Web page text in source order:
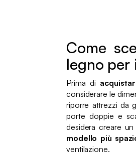
Come
legno
Prima di
considerare le
riporre attrezzi da
porte doppie e
desidera creare
modello più
ventilazione.